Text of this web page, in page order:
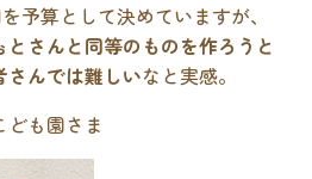
予算として決めていますが、
さんと同等のものを作ろうと
さんでは難しいなと実感。
ども園さま